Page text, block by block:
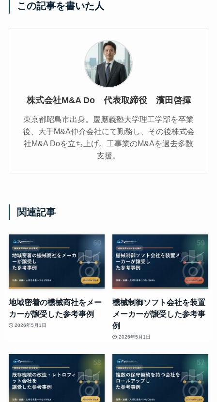
この記事を書いた人
株式会社M&A Do 代表取締役 濱田啓揮
東京都昭島市出身。慶應義塾大学理工学部を卒業
後、大手M&A仲介会社にて勤務し、その後株式会
社M&A Doを立ち上げ。工事業のM&Aを過去多数
支援。
関連記事
地域密着の機械商社をメー
カーが譲受した参考事例
2026年5月1日
機械制御ソフト会社を装置
メーカーが譲受した参考事
例
2026年5月1日